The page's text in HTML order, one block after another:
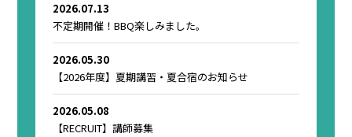
2026.07.13
不定期開催！BBQ楽しみました。
2026.05.30
【2026年度】夏期講習・夏合宿のお知らせ
2026.05.08
【RECRUIT】講師募集